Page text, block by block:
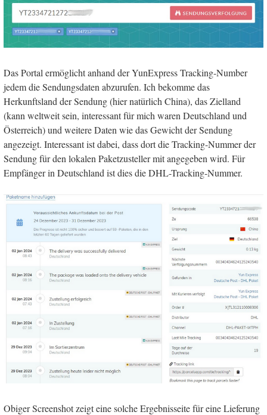
Das Portal ermöglicht anhand der YunExpress Tracking-Number
jedem die Sendungsdaten abzurufen. Ich bekomme das
Herkunftsland der Sendung (hier natürlich China), das Zielland
(kann weltweit sein, interessant für mich waren Deutschland und
Österreich) und weitere Daten wie das Gewicht der Sendung
angezeigt. Interessant ist dabei, dass dort die Tracking-Nummer der
Sendung für den lokalen Paketzusteller mit angegeben wird. Für
Empfänger in Deutschland ist dies die DHL-Tracking-Nummer.
Obiger Screenshot zeigt eine solche Ergebnisseite für eine Lieferung